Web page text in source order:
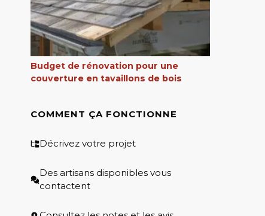
Budget de rénovation pour une
couverture en tavaillons de bois
COMMENT ÇA FONCTIONNE
Décrivez votre projet
Des artisans disponibles vous
contactent